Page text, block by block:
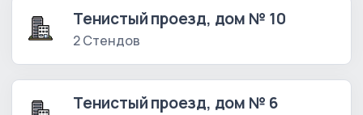
Тенистый проезд, дом № 10
2 Стендов
Тенистый проезд, дом № 6